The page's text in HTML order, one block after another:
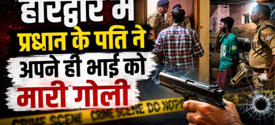
जमीन खरीदने और अन्य खर्च किए गए।